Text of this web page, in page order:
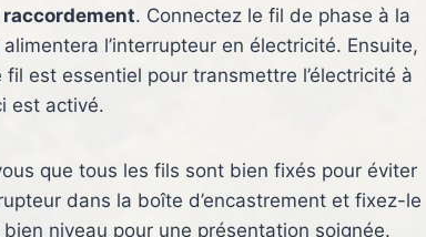
raccordement. Connectez le fil de phase à la
l’interrupteur en électricité. Ensuite,
est essentiel pour transmettre l’électricité à
est activé.
que tous les fils sont bien fixés pour éviter
dans la boîte d’encastrement et fixez-le
niveau pour une présentation soignée.